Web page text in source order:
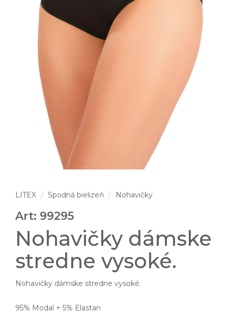
LITEX Spodná bielizeň Nohavičky
Art: 99295
Nohavičky dámske
stredne vysoké.
Nohavičky dámske stredne vysoké.
95% Modal + 5% Elastan